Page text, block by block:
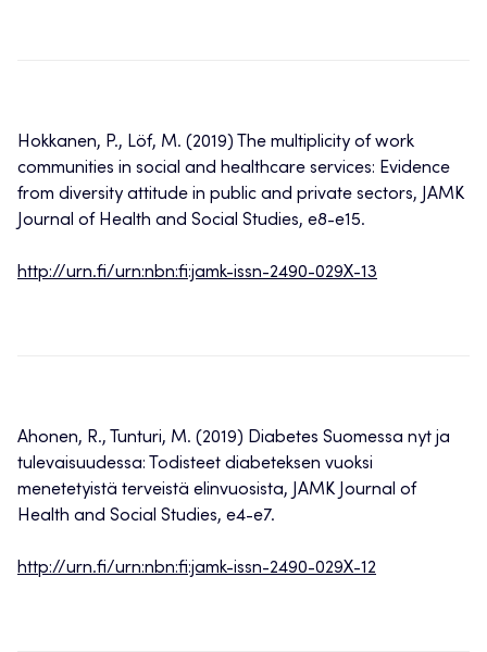
Hokkanen, P., Löf, M. (2019) The multiplicity of work
communities in social and healthcare services: Evidence
from diversity attitude in public and private sectors, JAMK
Journal of Health and Social Studies, e8-e15.
http://urn.fi/urn:nbn:fi:jamk-issn-2490-029X-13
Ahonen, R., Tunturi, M. (2019) Diabetes Suomessa nyt ja
tulevaisuudessa: Todisteet diabeteksen vuoksi
menetetyistä terveistä elinvuosista, JAMK Journal of
Health and Social Studies, e4-e7.
http://urn.fi/urn:nbn:fi:jamk-issn-2490-029X-12